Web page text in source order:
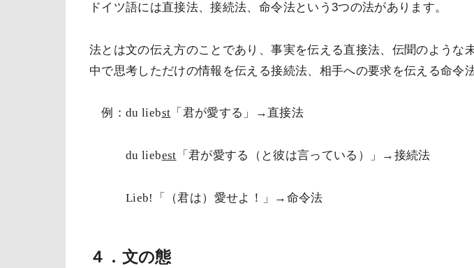
ドイツ語には直接法、接続法、命令法という 3つの法があります。
法とは文の伝え方のことであり、事実を伝える直接法、伝聞のような
中で思考しただけの情報を伝える接続法、相手への要求を伝える命令
例：du liebst 「君が愛する」→直接法
du liebest 「君が愛する（と彼は言っている）」→接続法
Lieb! 「（君は）愛せよ！」→命令法
４．文の態